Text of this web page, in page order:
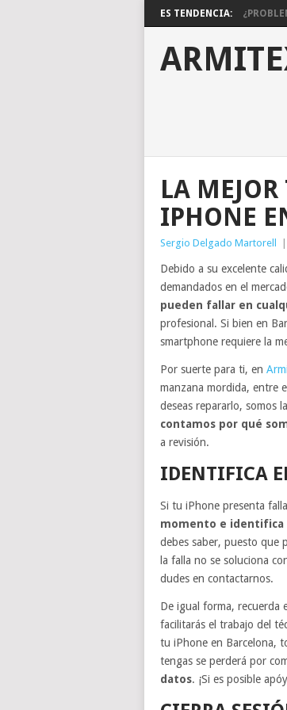
ES TENDENCIA:
LA
IPHONE
Sergio Delgado Martorell
Debido a su excelente
demandados en el
pueden fallar en
profesional. Si bien en
smartphone requiere la
Por suerte para ti, en
manzana mordida, entre
deseas repararlo, somos
contamos por qué
a revisión.
IDENTIFICA
Si tu iPhone presenta
momento e identifica
debes saber, puesto que
la falla no se soluciona
dudes en contactarnos.
De igual forma, recuerda
facilitarás el trabajo del
tu iPhone en Barcelona,
tengas se perderá por
datos. ¡Si es posible